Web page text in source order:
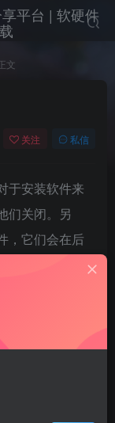
文
关注 私信
于安装软件来
们关闭。另
，它们会在后
，火绒安全卫
、百度安、
等。